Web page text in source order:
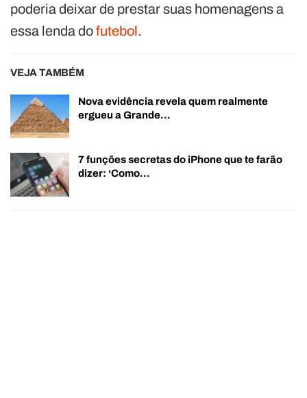
poderia deixar de prestar suas homenagens a
essa lenda dofutebol.
VEJA TAMBÉM
Nova evidência revela quem realmente
ergueu a Grande…
7 funções secretas do iPhone que te farão
dizer: ‘Como…